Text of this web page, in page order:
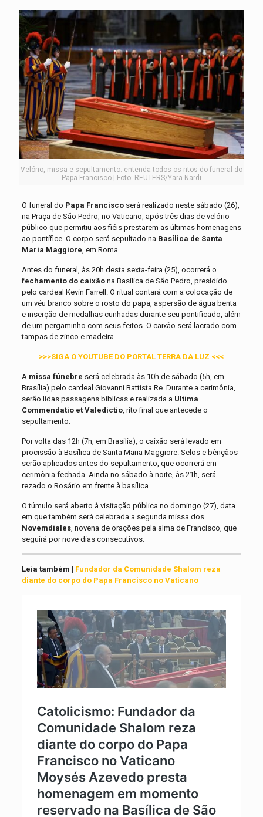
Velório, missa e sepultamento: entenda todos os ritos do funeral do
Papa Francisco | Foto: REUTERS/Yara Nardi
O funeral do Papa Franciscoserá realizado neste sábado (26),
na Praça de São Pedro, no Vaticano, após três dias de velório
público que permitiu aos fiéis prestarem as últimas homenagens
ao pontífice. O corpo será sepultado na Basílica de Santa
Maria Maggiore , em Roma.
Antes do funeral, às 20h desta sexta-feira (25), ocorrerá o
fechamento do caixãona Basílica de São Pedro, presidido
pelo cardeal Kevin Farrell. O ritual contará com a colocação de
um véu branco sobre o rosto do papa, aspersão de água benta
e inserção de medalhas cunhadas durante seu pontificado, além
de um pergaminho com seus feitos. O caixão será lacrado com
tampas de zinco e madeira.
>>>SIGA O YOUTUBE DO PORTAL TERRA DA LUZ <<<
A missa fúnebre será celebrada às 10h de sábado (5h, em
Brasília) pelo cardeal Giovanni Battista Re. Durante a cerimônia,
serão lidas passagens bíblicas e realizada a Ultima
Commendatio et Valedictio, rito final que antecede o
sepultamento.
Por volta das 12h (7h, em Brasília), o caixão será levado em
procissão à Basílica de Santa Maria Maggiore. Selos e bênçãos
serão aplicados antes do sepultamento, que ocorrerá em
cerimônia fechada. Ainda no sábado à noite, às 21h, será
rezado o Rosário em frente à basílica.
O túmulo será aberto à visitação pública no domingo (27), data
em que também será celebrada a segunda missa dos
Novemdiales, novena de orações pela alma de Francisco, que
seguirá por nove dias consecutivos.
Leia também | Fundador da Comunidade Shalom reza
diante do corpo do Papa Francisco no Vaticano